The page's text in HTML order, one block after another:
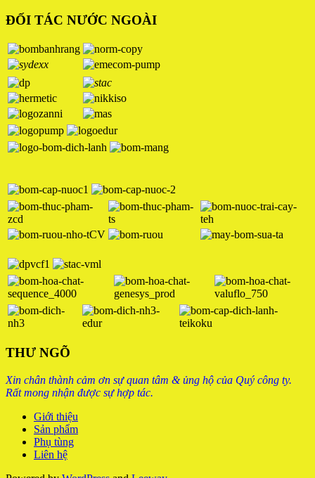
ĐỐI TÁC NƯỚC NGOÀI
THƯ NGÕ
Xin chân thành cảm ơn sự quan tâm & ủng hộ của Quý công ty.
Rất mong nhận được sự hợp tác.
Giới thiệu
Sản phẩm
Phụ tùng
Liên hệ